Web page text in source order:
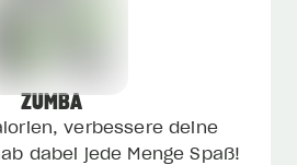
ZUMBA
verbessere deine
dabei jede Menge Spaß!